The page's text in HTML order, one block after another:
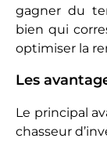
gagner du
bien qui
optimiser la
Les
Le principal
chasseur